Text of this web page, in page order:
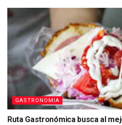
GASTRONOMIA
Ruta Gastronómica busca al